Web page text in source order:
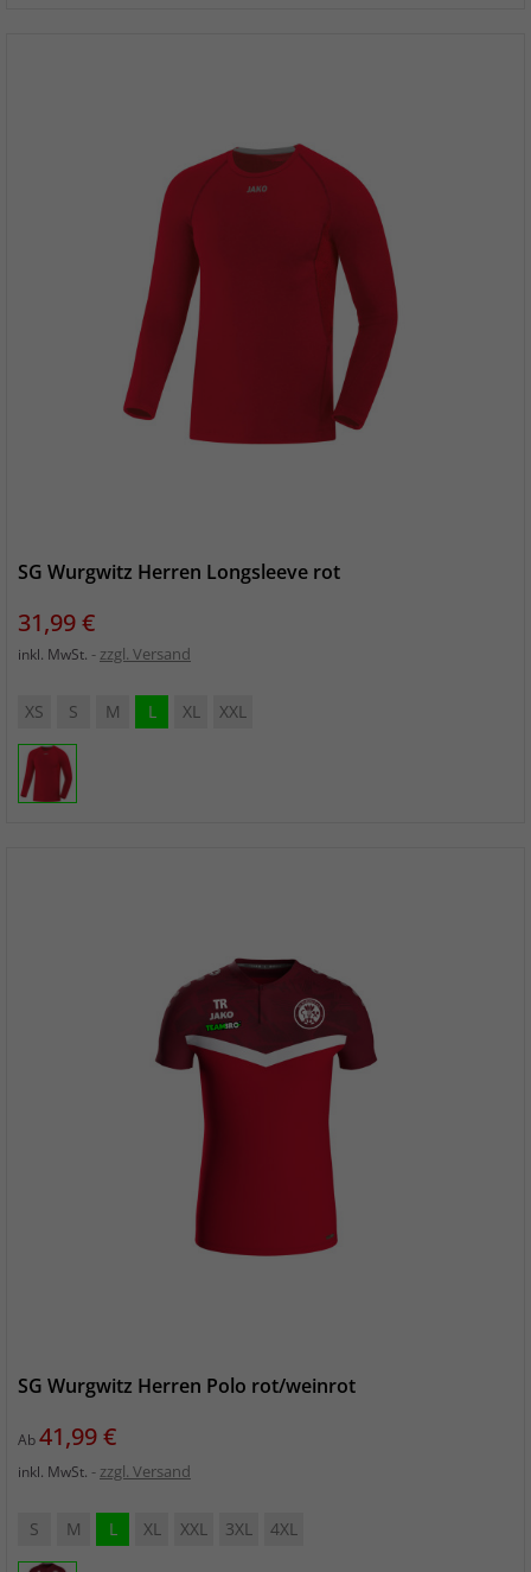
SG Wurgwitz Herren Longsleeve rot
Preis
31,99 €
inkl. MwSt. zzgl. Versand
XS S M L XL XXL
SG Wurgwitz Herren Polo rot/weinrot
AbPreis
41,99 €
inkl. MwSt. zzgl. Versand
S M L XL XXL 3XL 4XL